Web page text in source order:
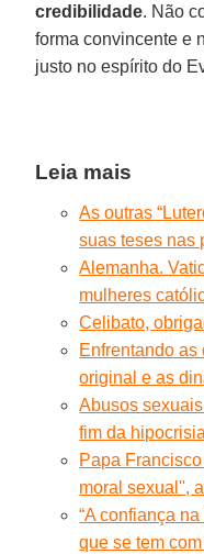
credibilidade. Não
forma convincente e
justo no espírito do
Leia mais
As outras
suas teses nas
Alemanha.
mulheres
Celibato,
Enfrentando
original e as
Abusos
fim da hipocrisia
Papa
moral sexual'',
“A confiança
que se tem com